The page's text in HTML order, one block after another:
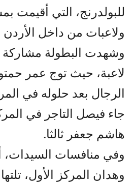
للبولدرنج، التي أقيمت
ولاعبات من داخل
لاعبة، حيث توج عمر
الرجال بعد حلوله في
جاء فيصل التاجر في
هاشم جعفر ثالثا.
وفي منافسات
وهدان المركز الأول،